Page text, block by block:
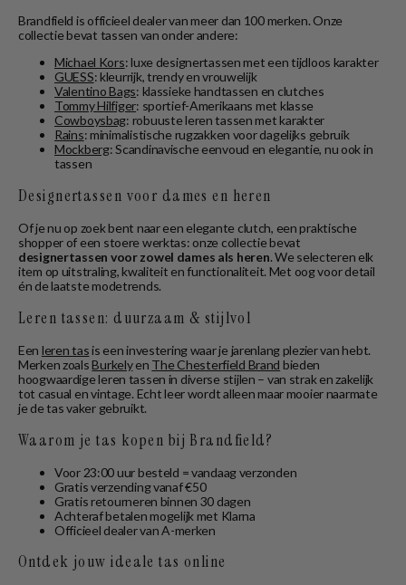
Brandfield is officieel dealer van meer dan 100 merken. Onze
collectie bevat tassen van onder andere:
Michael Kors: luxe designertassen met een tijdloos karakter
GUESS: kleurrijk, trendy en vrouwelijk
Valentino Bags: klassieke handtassen en clutches
Tommy Hilfiger: sportief-Amerikaans met klasse
Cowboysbag: robuuste leren tassen met karakter
Rains: minimalistische rugzakken voor dagelijks gebruik
Mockberg: Scandinavische eenvoud en elegantie, nu ook in
tassen
Designertassen voor dames en heren
Of je nu op zoek bent naar een elegante clutch, een praktische
shopper of een stoere werktas: onze collectie bevat
designertassen voor zowel dames als heren. We selecteren elk
item op uitstraling, kwaliteit en functionaliteit. Met oog voor detail
én de laatste modetrends.
Leren tassen: duurzaam & stijlvol
Een leren tasis een investering waar je jarenlang plezier van hebt.
Merken zoalsBurkelyen The Chesterfield Brand bieden
hoogwaardige leren tassen in diverse stijlen – van strak en zakelijk
tot casual en vintage. Echt leer wordt alleen maar mooier naarmate
je de tas vaker gebruikt.
Waarom je tas kopen bij Brandfield?
Voor 23:00 uur besteld = vandaag verzonden
Gratis verzending vanaf €50
Gratis retourneren binnen 30 dagen
Achteraf betalen mogelijk met Klarna
Officieel dealer van A-merken
Ontdek jouw ideale tas online